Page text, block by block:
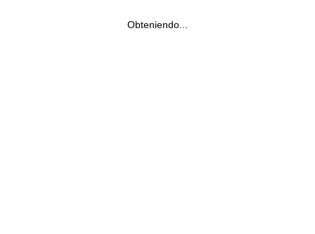
Obteniendo...